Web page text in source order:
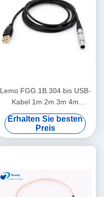
Lemo FGG.1B.304 bis USB-
Kabel 1m 2m 3m 4m
benutzerdefinierte Länge
OEM-Datenkabel
Erhalten Sie besten
Preis